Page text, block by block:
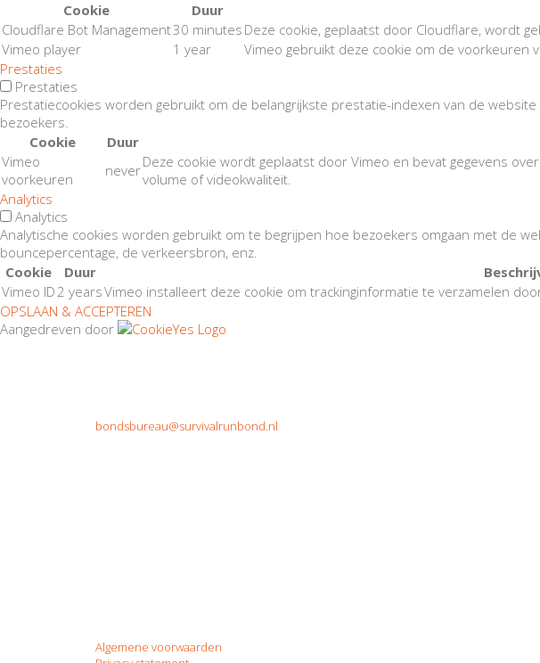
Cookie
Duur
Cloudflare Bot Management30 minutes Deze cookie, geplaatst door Cloudflare, wordt
Vimeo player
1 year
Vimeo gebruikt deze cookie om de voorkeuren
Prestaties
Prestaties
Prestatiecookies worden gebruikt om de belangrijkste prestatie-indexen van de
bezoekers.
Cookie
Duur
Vimeo
voorkeuren
neverDeze cookie wordt geplaatst door Vimeo en bevat gegevens
volume of videokwaliteit.
Analytics
Analytics
Analytische cookies worden gebruikt om te begrijpen hoe bezoekers omgaan met de
bouncepercentage, de verkeersbron, enz.
Cookie
Duur
Vimeo ID2 yearsVimeo installeert deze cookie om trackinginformatie te verzamelen
OPSLAAN & ACCEPTEREN
Aangedreven door
bondsbureau@survivalrunbond.nl
Algemene voorwaarden